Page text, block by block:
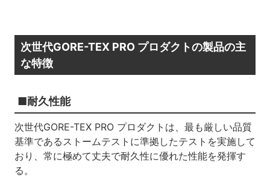
次世代GORE-TEX PRO プロダクトの製品の主
な特徴
■耐久性能
次世代GORE-TEX PRO プロダクトは、最も厳しい品質
基準であるストームテストに準拠したテストを実施して
おり、常に極めて丈夫で耐久性に優れた性能を発揮す
る。